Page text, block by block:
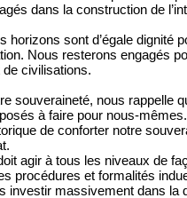
dans la construction de
horizons sont d’égale
Nous resterons engagés
civilisations.
souveraineté, nous rappelle
à faire pour nous-mêmes.
de conforter notre
agir à tous les niveaux de
procédures et formalités
investir massivement dans